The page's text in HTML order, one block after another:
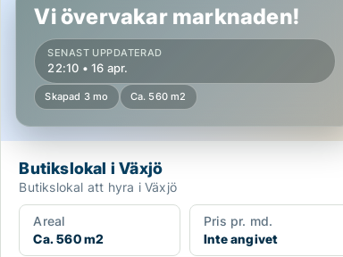
Vi övervakar marknaden!
SENAST UPPDATERAD
22:10 • 16 apr.
Skapad 3 mo Ca. 560 m2
Butikslokal i Växjö
Butikslokal att hyra i Växjö
Areal
Ca. 560 m2
Pris pr. md.
Inte angivet